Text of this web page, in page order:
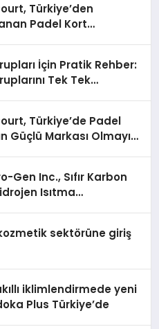
Türkiye’den
Padel Kort
İçin Pratik Rehber:
Tek Tek
Türkiye’de Padel
Güçlü Markası Olmayı
Gen Inc., Sıfır Karbon
Isıtma
sektörüne giriş
iklimlendirmede yeni
Plus Türkiye’de